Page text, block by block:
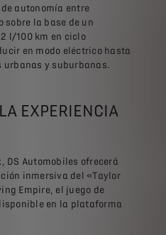
autonomía entre
sobre la base de un
l/100 km en ciclo
en modo eléctrico hasta
urbanas y suburbanas.
EXPERIENCIA
DS Automobiles ofrecerá
inmersiva del «Taylor
Empire, el juego de
en la plataforma